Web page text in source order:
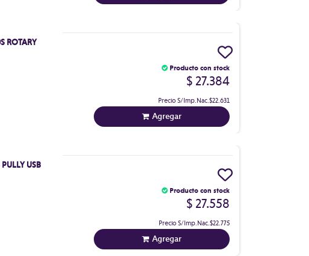
ROTARY
Producto con stock
$ 27.384
Precio S/Imp.Nac.$22.631
Agregar
USB
Producto con stock
$ 27.558
Precio S/Imp.Nac.$22.775
Agregar